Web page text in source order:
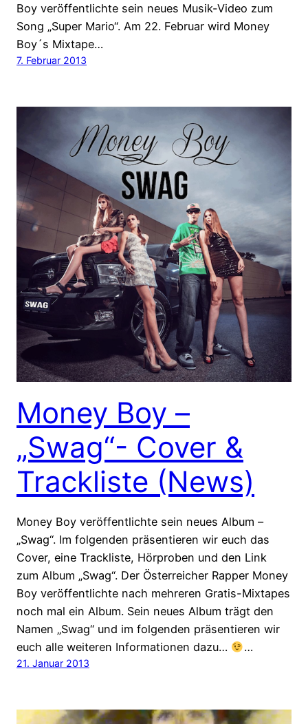
Boy veröffentlichte sein neues Musik-Video zum
Song „Super Mario“. Am 22. Februar wird Money
Boy´s Mixtape…
7. Februar 2013
Money Boy –
„Swag“- Cover &
Trackliste (News)
Money Boy veröffentlichte sein neues Album –
„Swag“. Im folgenden präsentieren wir euch das
Cover, eine Trackliste, Hörproben und den Link
zum Album „Swag“. Der Österreicher Rapper Money
Boy veröffentlichte nach mehreren Gratis-Mixtapes
noch mal ein Album. Sein neues Album trägt den
Namen „Swag“ und im folgenden präsentieren wir
euch alle weiteren Informationen dazu…
…
21. Januar 2013